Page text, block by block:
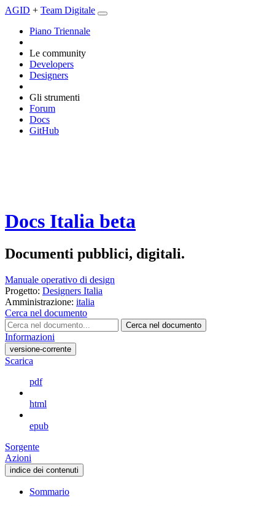
AGID + Team Digitale
Piano Triennale
Le community
Developers
Designers
Gli strumenti
Forum
Docs
GitHub
Docs Italia beta
Documenti pubblici, digitali.
Manuale operativo di design
Progetto: Designers Italia
Amministrazione: italia
Cerca nel documento
Cerca nel documento
Informazioni
versione-corrente
Scarica
pdf
html
epub
Sorgente
Azioni
indice dei contenuti
Sommario